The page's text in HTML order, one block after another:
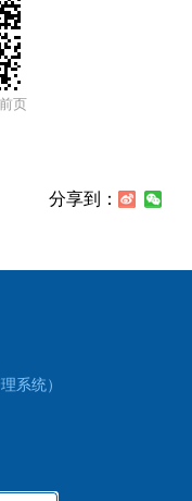
页
分享到：
系统）